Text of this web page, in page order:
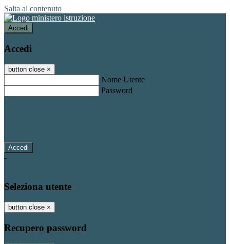
Salta al contenuto
Accedi
Accedi
button close ×
Nome Utente
Password
-
Seleziona utente
button close ×
Recupero password